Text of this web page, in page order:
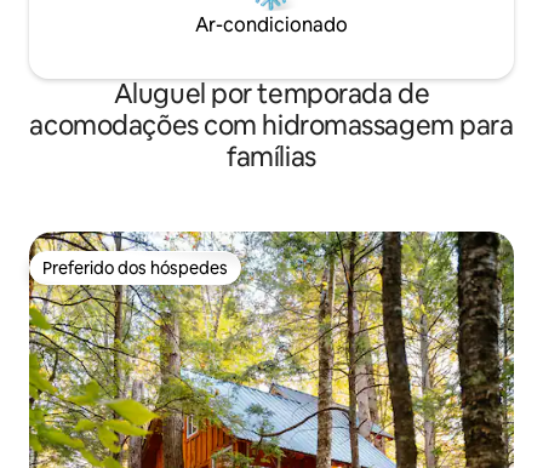
Ar-condicionado
Aluguel por temporada de
acomodações com hidromassagem para
famílias
Preferido dos hóspedes
Preferido dos hóspedes